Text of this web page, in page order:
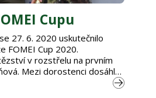
Cupu
27. 6. 2020 uskutečnilo
FOMEI Cup 2020.
v rozstřelu na prvním
Mezi dorostenci dosáhl
Michal Procingr ze